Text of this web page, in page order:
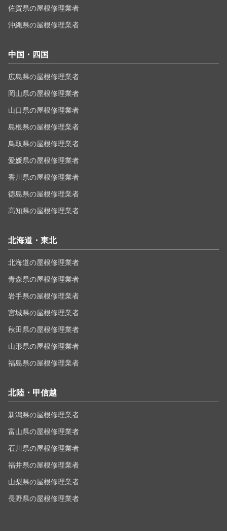
佐賀県の屋根修理業者
沖縄県の屋根修理業者
中国・四国
広島県の屋根修理業者
岡山県の屋根修理業者
山口県の屋根修理業者
島根県の屋根修理業者
鳥取県の屋根修理業者
愛媛県の屋根修理業者
香川県の屋根修理業者
徳島県の屋根修理業者
高知県の屋根修理業者
北海道・東北
北海道の屋根修理業者
青森県の屋根修理業者
岩手県の屋根修理業者
宮城県の屋根修理業者
秋田県の屋根修理業者
山形県の屋根修理業者
福島県の屋根修理業者
北陸・甲信越
新潟県の屋根修理業者
富山県の屋根修理業者
石川県の屋根修理業者
福井県の屋根修理業者
山梨県の屋根修理業者
長野県の屋根修理業者